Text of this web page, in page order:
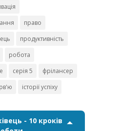
право
продуктивність
робота
серія 5
фрілансер
історії успіху
- 10 кроків